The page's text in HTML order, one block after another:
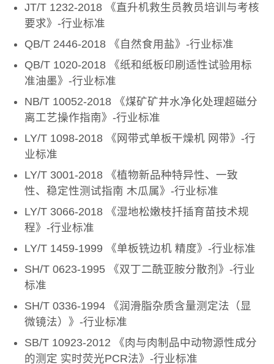
JT/T 1232-2018 《直升机救生员教员培训与考核
要求》-行业标准
QB/T 2446-2018 《自然食用盐》-行业标准
QB/T 1020-2018 《纸和纸板印刷适性试验用标
准油墨》-行业标准
NB/T 10052-2018 《煤矿矿井水净化处理超磁分
离工艺操作指南》-行业标准
LY/T 1098-2018 《网带式单板干燥机 网带》-行
业标准
LY/T 3001-2018 《植物新品种特异性、一致
性、稳定性测试指南 木瓜属》-行业标准
LY/T 3066-2018 《湿地松嫩枝扦插育苗技术规
程》-行业标准
LY/T 1459-1999 《单板铣边机 精度》-行业标准
SH/T 0623-1995 《双丁二酰亚胺分散剂》-行业
标准
SH/T 0336-1994 《润滑脂杂质含量测定法（显
微镜法）》-行业标准
SB/T 10923-2012 《肉与肉制品中动物源性成分
的测定 实时荧光PCR法》-行业标准